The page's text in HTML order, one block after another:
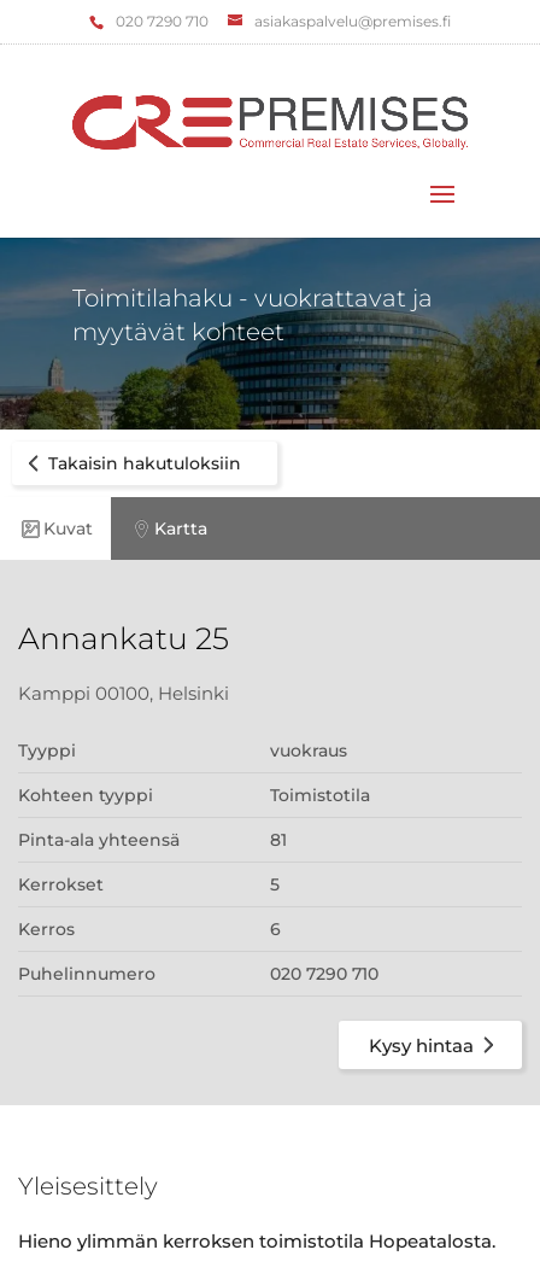
‌020 7290 710 asiakaspalvelu@premises.fi
Toimitilahaku - vuokrattavat ja
myytävät kohteet
Takaisin hakutuloksiin
Kuvat Kartta
Annankatu 25
Kamppi 00100, Helsinki
Tyyppi vuokraus
Kohteen tyyppi Toimistotila
Pinta-ala yhteensä 81
Kerrokset 5
Kerros 6
Puhelinnumero 020 7290 710
Kysy hintaa
Yleisesittely
Hieno ylimmän kerroksen toimistotila Hopeatalosta.